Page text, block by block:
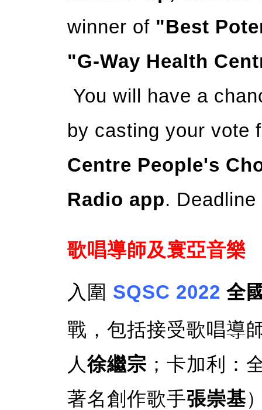
winner of "Best
"G-Way Health
You will have a
by casting your vote
Centre People's
Radio app.
歌唱導師及寰亞音樂
入圍 SQSC 2022 全
戰，包括接受歌唱導
人徐繼宗 ；卡加利：
著名創作歌手張崇基